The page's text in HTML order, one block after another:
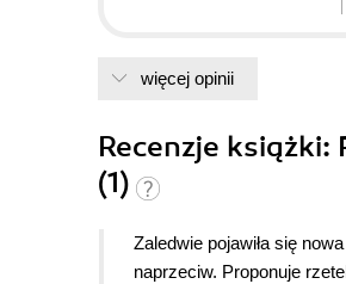
więcej opinii
Recenzje książki:
(1)
Zaledwie pojawiła się
naprzeciw. Proponuje